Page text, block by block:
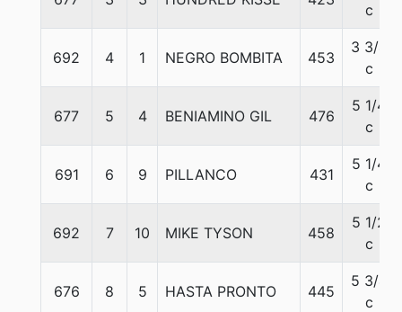
c
692 4 1 NEGRO BOMBITA 453
3 3/4
c
677 5 4 BENIAMINO GIL 476
5 1/4
c
691 6 9 PILLANCO 431
5 1/4
c
692 7 10 MIKE TYSON 458
5 1/2
c
676 8 5 HASTA PRONTO 445
5 3/4
c